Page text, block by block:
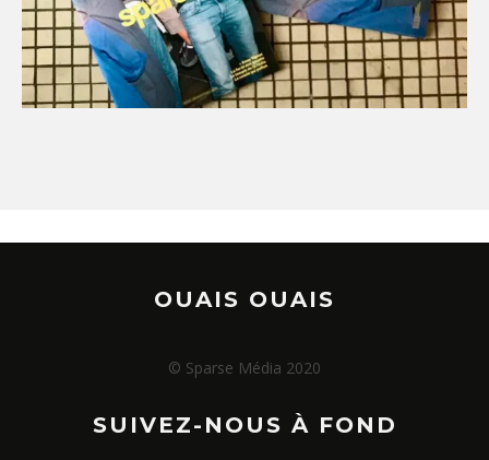
OUAIS OUAIS
© Sparse Média 2020
SUIVEZ-NOUS À FOND